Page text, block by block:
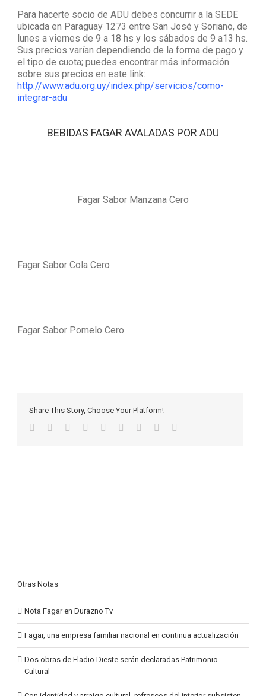
Para hacerte socio de ADU debes concurrir a la SEDE
ubicada en Paraguay 1273 entre San José y Soriano, de
lunes a viernes de 9 a 18 hs y los sábados de 9 a13 hs.
Sus precios varían dependiendo de la forma de pago y
el tipo de cuota; puedes encontrar más información
sobre sus precios en este link:
http://www.adu.org.uy/index.php/servicios/como-
integrar-adu
BEBIDAS FAGAR AVALADAS POR ADU
Fagar Sabor Manzana Cero
Fagar Sabor Cola Cero
Fagar Sabor Pomelo Cero
Share This Story, Choose Your Platform!
Otras Notas
Nota Fagar en Durazno Tv
Fagar, una empresa familiar nacional en continua actualización
Dos obras de Eladio Dieste serán declaradas Patrimonio
Cultural